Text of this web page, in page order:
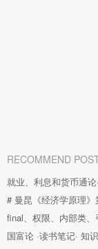
RECOMMEND
就业、利息和货币通
# 曼昆《经济学原理》
final、权限、内部类、
国富论 ·读书笔记· 知